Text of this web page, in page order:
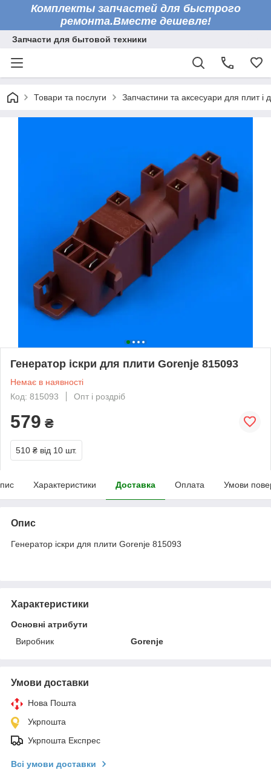
Комплекты запчастей для быстрого
ремонта.Вместе дешевле!
Запчасти для бытовой техники
Товари та послуги Запчастини та аксесуари для плит і
Генератор іскри для плити Gorenje 815093
Немає в наявності
Код: 815093
Опт і роздріб
579 ₴
510 ₴ від 10 шт.
Характеристики Доставка Оплата Умови
Опис
Генератор іскри для плити Gorenje 815093
Характеристики
Основні атрибути
Виробник
Gorenje
Умови доставки
Нова Пошта
Укрпошта
Укрпошта Експрес
Всі умови доставки